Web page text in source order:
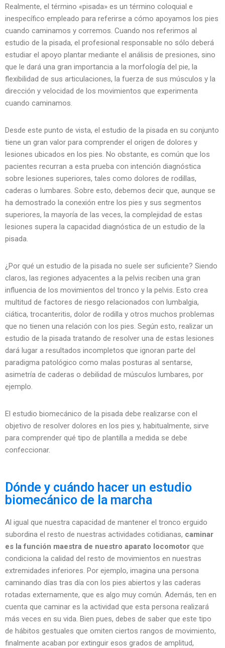
Realmente, el término «pisada» es un término coloquial e
inespecífico empleado para referirse a cómo apoyamos los pies
cuando caminamos y corremos. Cuando nos referimos al
estudio de la pisada, el profesional responsable no sólo deberá
estudiar el apoyo plantar mediante el análisis de presiones, sino
que le dará una gran importancia a la morfología del pie, la
flexibilidad de sus articulaciones, la fuerza de sus músculos y la
dirección y velocidad de los movimientos que experimenta
cuando caminamos.
Desde este punto de vista, el estudio de la pisada en su conjunto
tiene un gran valor para comprender el origen de dolores y
lesiones ubicados en los pies. No obstante, es común que los
pacientes recurran a esta prueba con intención diagnóstica
sobre lesiones superiores, tales como dolores de rodillas,
caderas o lumbares. Sobre esto, debemos decir que, aunque se
ha demostrado la conexión entre los pies y sus segmentos
superiores, la mayoría de las veces, la complejidad de estas
lesiones supera la capacidad diagnóstica de un estudio de la
pisada.
¿Por qué un estudio de la pisada no suele ser suficiente? Siendo
claros, las regiones adyacentes a la pelvis reciben una gran
influencia de los movimientos del tronco y la pelvis. Esto crea
multitud de factores de riesgo relacionados con lumbalgia,
ciática, trocanteritis, dolor de rodilla y otros muchos problemas
que no tienen una relación con los pies. Según esto, realizar un
estudio de la pisada tratando de resolver una de estas lesiones
dará lugar a resultados incompletos que ignoran parte del
paradigma patológico como malas posturas al sentarse,
asimetría de caderas o debilidad de músculos lumbares, por
ejemplo.
El estudio biomecánico de la pisada debe realizarse con el
objetivo de resolver dolores en los pies y, habitualmente, sirve
para comprender qué tipo de plantilla a medida se debe
confeccionar.
Dónde y cuándo hacer un estudio
biomecánico de la marcha
Al igual que nuestra capacidad de mantener el tronco erguido
subordina el resto de nuestras actividades cotidianas, caminar
es la función maestra de nuestro aparato locomotor que
condiciona la calidad del resto de movimientos en nuestras
extremidades inferiores. Por ejemplo, imagina una persona
caminando días tras día con los pies abiertos y las caderas
rotadas externamente, que es algo muy común. Además, ten en
cuenta que caminar es la actividad que esta persona realizará
más veces en su vida. Bien pues, debes de saber que este tipo
de hábitos gestuales que omiten ciertos rangos de movimiento,
finalmente acaban por extinguir esos grados de amplitud,